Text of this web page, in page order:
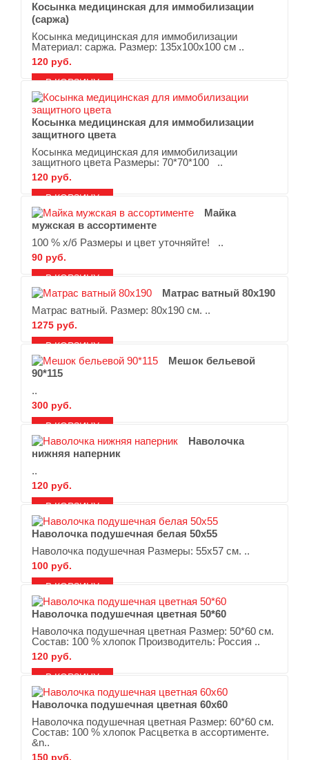
Косынка медицинская для иммобилизации
(саржа)
Косынка медицинская для иммобилизации
Материал: саржа. Размер: 135х100х100 см ..
120 руб.
Косынка медицинская для иммобилизации
защитного цвета
Косынка медицинская для иммобилизации
защитного цвета Размеры: 70*70*100 ..
120 руб.
Майка
мужская в ассортименте
100 % х/б Размеры и цвет уточняйте! ..
90 руб.
Матрас ватный 80х190
Матрас ватный. Размер: 80х190 см. ..
1275 руб.
Мешок бельевой
90*115
..
300 руб.
Наволочка
нижняя наперник
..
120 руб.
Наволочка подушечная белая 50х55
Наволочка подушечная Размеры: 55х57 см. ..
100 руб.
Наволочка подушечная цветная 50*60
Наволочка подушечная цветная Размер: 50*60 см.
Состав: 100 % хлопок Производитель: Россия ..
120 руб.
Наволочка подушечная цветная 60х60
Наволочка подушечная цветная Размер: 60*60 см.
Состав: 100 % хлопок Расцветка в ассортименте.
&n..
150 руб.